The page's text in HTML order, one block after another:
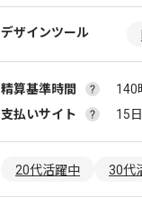
デザインツール
精算基準時間
140
支払いサイト
15日
20代活躍中 30代